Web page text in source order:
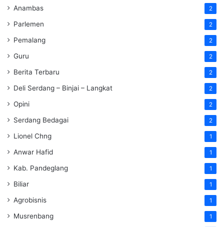
Anambas 2
Parlemen 2
Pemalang 2
Guru 2
Berita Terbaru 2
Deli Serdang – Binjai – Langkat 2
Opini 2
Serdang Bedagai 2
Lionel Chng 1
Anwar Hafid 1
Kab. Pandeglang 1
Biliar 1
Agrobisnis 1
Musrenbang 1